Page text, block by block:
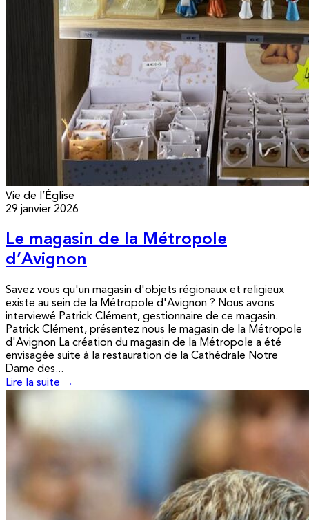
Vie de l’Église
29 janvier 2026
Le magasin de la Métropole
d’Avignon
Savez vous qu'un magasin d'objets régionaux et religieux
existe au sein de la Métropole d'Avignon ? Nous avons
interviewé Patrick Clément, gestionnaire de ce magasin.
Patrick Clément, présentez nous le magasin de la Métropole
d'Avignon La création du magasin de la Métropole a été
envisagée suite à la restauration de la Cathédrale Notre
Dame des...
Lire la suite →